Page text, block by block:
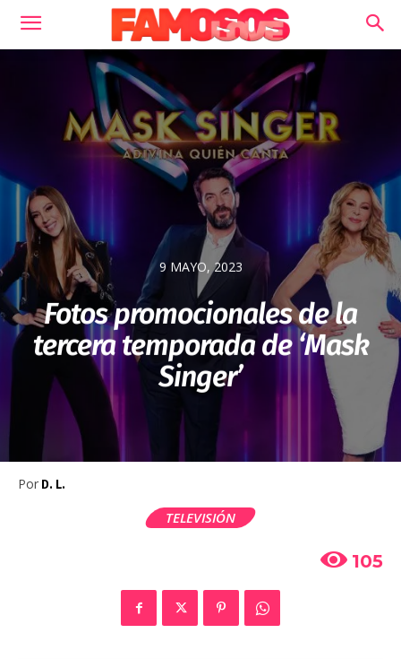
9 MAYO, 2023
Fotos promocionales de la
tercera temporada de ‘Mask
Singer’
Por D. L.
TELEVISIÓN
105